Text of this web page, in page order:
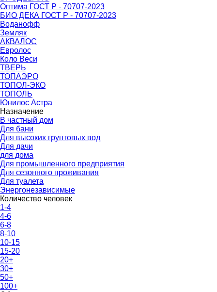
Оптима ГОСТ Р - 70707-2023
БИО ДЕКА ГОСТ Р - 70707-2023
Воданофф
Земляк
АКВАЛОС
Евролос
Коло Веси
ТВЕРЬ
ТОПАЭРО
ТОПОЛ-ЭКО
ТОПОЛЬ
Юнилос Астра
Назначение
В частный дом
Для бани
Для высоких грунтовых вод
Для дачи
для дома
Для промышленного предприятия
Для сезонного проживания
Для туалета
Энергонезависимые
Количество человек
1-4
4-6
6-8
8-10
10-15
15-20
20+
30+
50+
100+